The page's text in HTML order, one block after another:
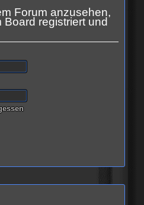
Forum anzusehen,
registriert und